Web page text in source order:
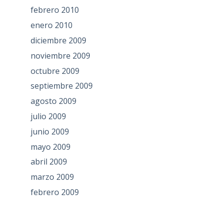
febrero 2010
enero 2010
diciembre 2009
noviembre 2009
octubre 2009
septiembre 2009
agosto 2009
julio 2009
junio 2009
mayo 2009
abril 2009
marzo 2009
febrero 2009